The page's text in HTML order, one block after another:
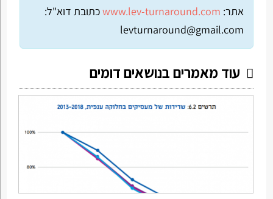
אתר: www.lev-turnaround.comכתובת דוא"ל:
levturnaround@gmail.com
עוד מאמרים בנושאים דומים